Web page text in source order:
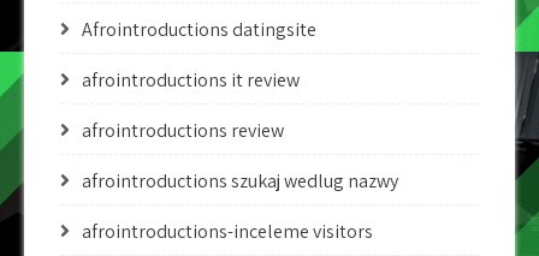
Afrointroductions datingsite
afrointroductions it review
afrointroductions review
afrointroductions szukaj wedlug nazwy
afrointroductions-inceleme visitors